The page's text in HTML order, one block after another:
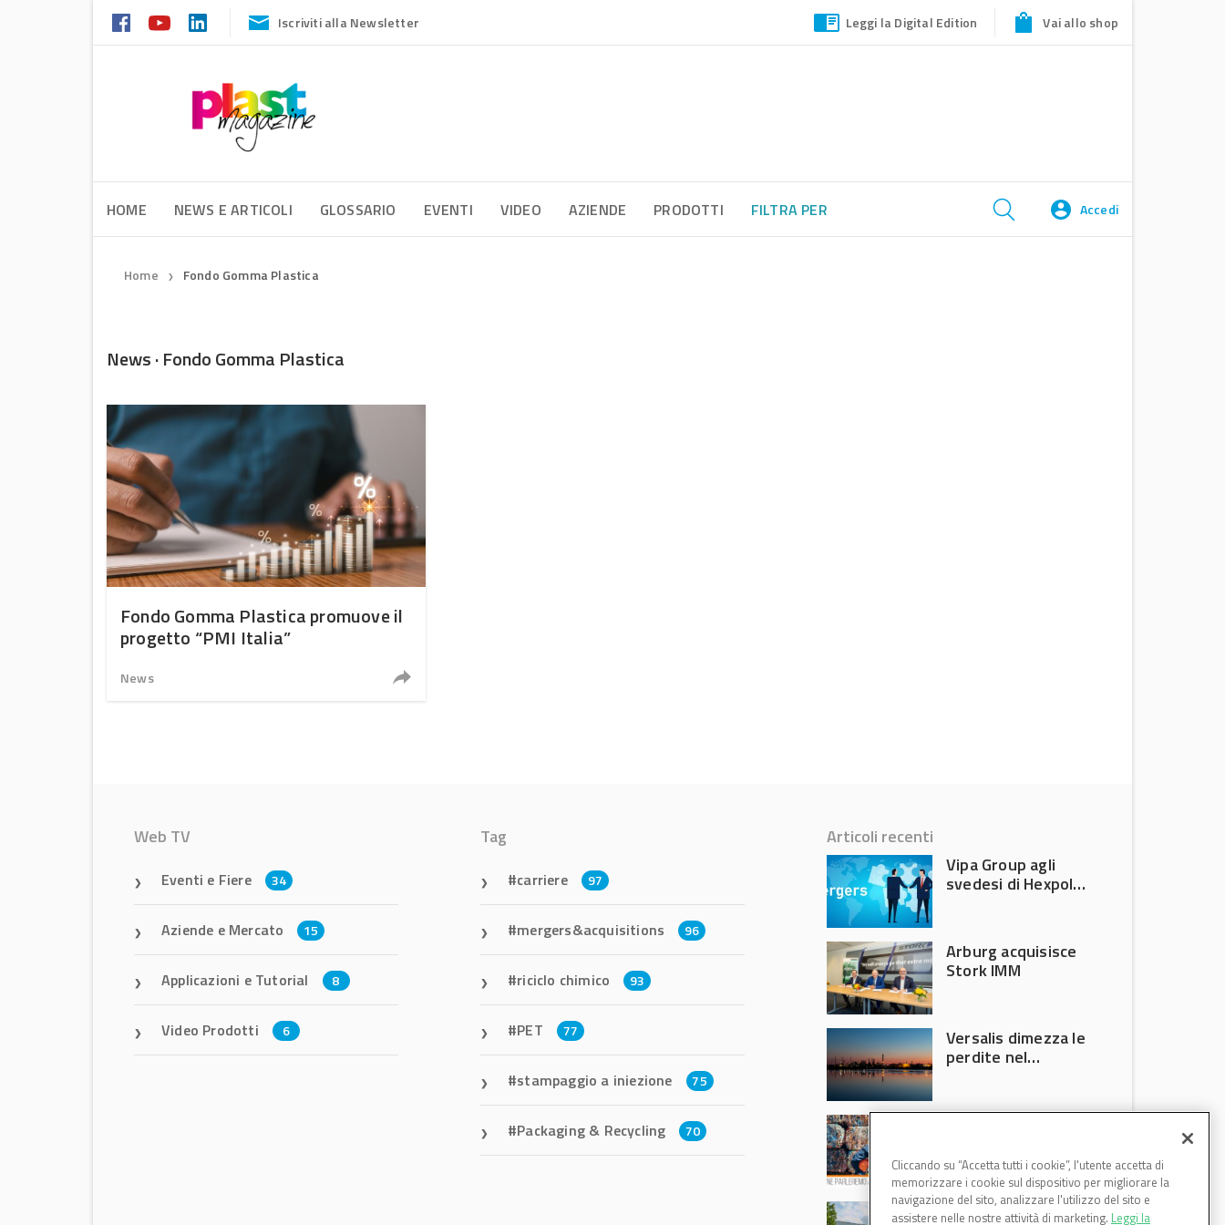
Iscriviti alla Newsletter Leggi la Digital Edition Vai allo shop
HOME NEWS E ARTICOLI GLOSSARIO EVENTI VIDEO AZIENDE PRODOTTI FILTRA PER Accedi
Home ❯ Fondo Gomma Plastica
News · Fondo Gomma Plastica
Fondo Gomma Plastica promuove il
progetto “PMI Italia”
News
Web TV
Eventi e Fiere 34
Aziende e Mercato 15
Applicazioni e Tutorial 8
Video Prodotti 6
Tag
carriere 97
mergers&acquisitions 96
riciclo chimico 93
PET 77
stampaggio a iniezione 75
Packaging & Recycling 70
Articoli recenti
Vipa Group agli
svedesi di Hexpol
Arburg acquisisce
Stork IMM
Versalis dimezza le
perdite nel
chiedono
intervento del
Governo
Basf Italia cresce
Cliccando su “Accetta tutti i cookie”, l'utente accetta di
memorizzare i cookie sul dispositivo per migliorare la
navigazione del sito, analizzare l'utilizzo del sito e
assistere nelle nostre attività di marketing. Leggi la